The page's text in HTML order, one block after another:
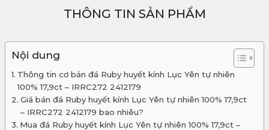
THÔNG TIN SẢN PHẨM
Nội dung
Thông tin cơ bản đá Ruby huyết kính Lục Yên tự nhiên
100% 17,9ct – IRRC272 2412179
Giá bán đá Ruby huyết kính Lục Yên tự nhiên 100% 17,9ct
– IRRC272 2412179 bao nhiêu?
Mua đá Ruby huyết kính Lục Yên tự nhiên 100% 17,9ct –